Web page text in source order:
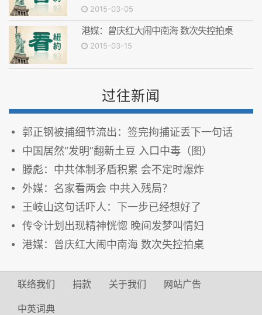
2015-03-05
港媒：曾庆红大闹中南海 数次失控拍桌
2015-03-15
过往新闻
郭正钢被捕细节流出：签完拘捕证丢下一句话
中国居然“发明”翻新土豆 入口中毒（图）
滕彪：中共体制矛盾积累 会不定时爆炸
外媒：名家看两会 中共入残局？
王岐山这句话吓人：下一步已经想好了
传令计划出现精神恍惚 晚间发梦叫情妇
港媒：曾庆红大闹中南海 数次失控拍桌
联络我们 捐款 关于我们 网站广告
中英词典